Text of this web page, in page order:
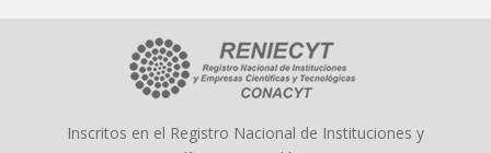
Inscritos en el Registro Nacional de Instituciones y